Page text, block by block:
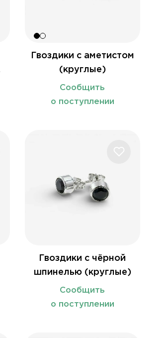
Гвоздики с аметистом
(круглые)
Сообщить
о поступлении
Гвоздики с чёрной
шпинелью (круглые)
Сообщить
о поступлении